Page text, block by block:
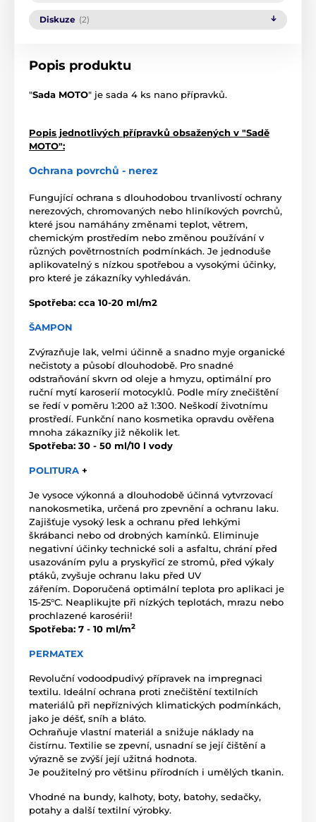
Diskuze (2)
Popis produktu
"Sada MOTO" je sada 4 ks nano přípravků.
Popis jednotlivých přípravků obsažených v "Sadě
MOTO":
Ochrana povrchů - nerez
Fungující ochrana s dlouhodobou trvanlivostí ochrany
nerezových, chromovaných nebo hliníkových povrchů,
které jsou namáhány změnami teplot, větrem,
chemickým prostředím nebo změnou používání v
různých povětrnostních podmínkách. Je jednoduše
aplikovatelný s nízkou spotřebou a vysokými účinky,
pro které je zákazníky vyhledáván.
Spotřeba: cca 10-20 ml/m2
ŠAMPON
Zvýrazňuje lak, velmi účinně a snadno myje organické
nečistoty a působí dlouhodobě. Pro snadné
odstraňování skvrn od oleje a hmyzu, optimální pro
ruční mytí karoserií motocyklů. Podle míry znečištění
se ředí v poměru 1:200 až 1:300. Neškodí životnímu
prostředí. Funkční nano kosmetika opravdu ověřena
mnoha zákazníky již několik let.
Spotřeba: 30 - 50 ml/10 l vody
POLITURA +
Je vysoce výkonná a dlouhodobě účinná vytvrzovací
nanokosmetika, určená pro zpevnění a ochranu laku.
Zajišťuje vysoký lesk a ochranu před lehkými
škrábanci nebo od drobných kamínků. Eliminuje
negativní účinky technické soli a asfaltu, chrání před
usazováním pylu a pryskyřicí ze stromů, před výkaly
ptáků, zvyšuje ochranu laku před UV
zářením. Doporučená optimální teplota pro aplikaci je
15-25°C. Neaplikujte při nízkých teplotách, mrazu nebo
prochlazené karosérii!
Spotřeba: 7 - 10 ml/m2
PERMATEX
Revoluční vodoodpudivý přípravek na impregnaci
textilu. Ideální ochrana proti znečištění textilních
materiálů při nepříznivých klimatických podmínkách,
jako je déšť, sníh a bláto.
Ochraňuje vlastní materiál a snižuje náklady na
čistírnu. Textilie se zpevní, usnadní se její čištění a
výrazně se zvýší její užitná hodnota.
Je použitelný pro většinu přírodních i umělých tkanin.
Vhodné na bundy, kalhoty, boty, batohy, sedačky,
potahy a další textilní výrobky.